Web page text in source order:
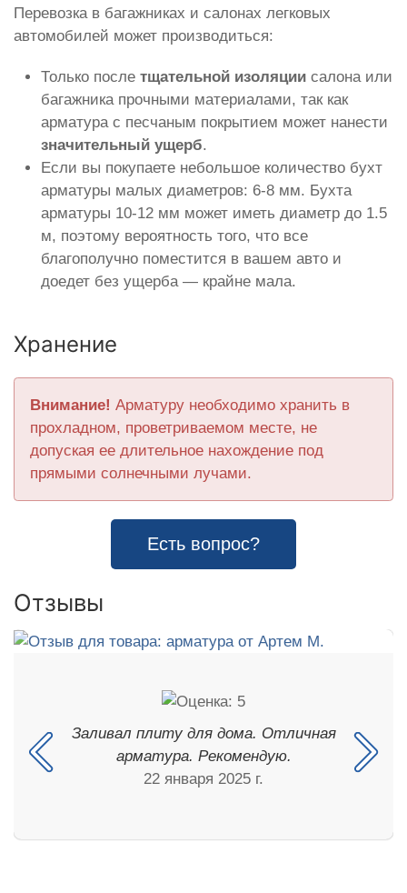
Перевозка в багажниках и салонах легковых
автомобилей может производиться:
Только после тщательной изоляции салона или
багажника прочными материалами, так как
арматура с песчаным покрытием может нанести
значительный ущерб.
Если вы покупаете небольшое количество бухт
арматуры малых диаметров: 6-8 мм. Бухта
арматуры 10-12 мм может иметь диаметр до 1.5
м, поэтому вероятность того, что все
благополучно поместится в вашем авто и
доедет без ущерба — крайне мала.
Хранение
Внимание! Арматуру необходимо хранить в
прохладном, проветриваемом месте, не
допуская ее длительное нахождение под
прямыми солнечными лучами.
Есть вопрос?
Отзывы
Заливал плиту для дома. Отличная
арматура. Рекомендую.
22 января 2025 г.